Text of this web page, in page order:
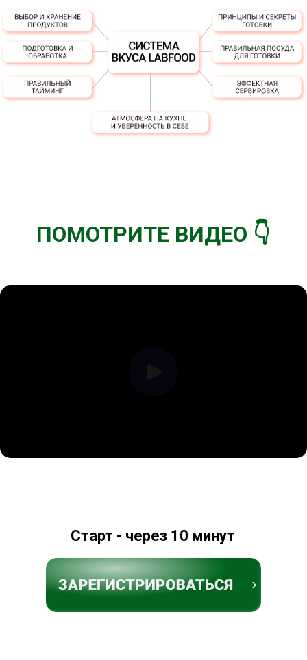
ПОМОТРИТЕ ВИДЕО 👇
Старт - через 10 минут